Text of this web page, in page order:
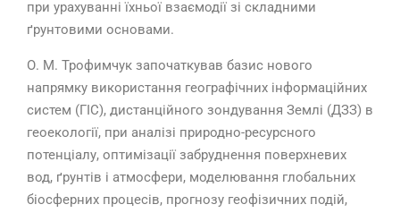
при урахуванні їхньої взаємодії зі складними
ґрунтовими основами.
О. М. Трофимчук започаткував базис нового
напрямку використання географічних інформаційних
систем (ГІС), дистанційного зондування Землі (ДЗЗ) в
геоекології, при аналізі природно-ресурсного
потенціалу, оптимізації забруднення поверхневих
вод, ґрунтів і атмосфери, моделювання глобальних
біосферних процесів, прогнозу геофізичних подій,